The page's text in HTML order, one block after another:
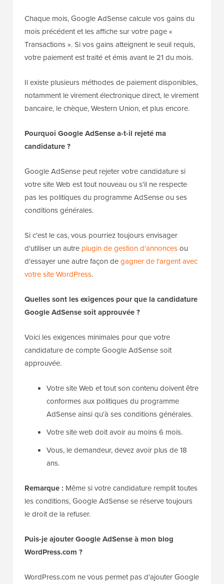
Chaque mois, Google AdSense calcule vos gains du
mois précédent et les affiche sur votre page «
Transactions ». Si vos gains atteignent le seuil requis,
votre paiement est traité et émis avant le 21 du mois.
Il existe plusieurs méthodes de paiement disponibles,
notamment le virement électronique direct, le virement
bancaire, le chèque, Western Union, et plus encore.
Pourquoi Google AdSense a-t-il rejeté ma
candidature ?
Google AdSense peut rejeter votre candidature si
votre site Web est tout nouveau ou s'il ne respecte
pas les politiques du programme AdSense ou ses
conditions générales.
Si c'est le cas, vous pourriez toujours envisager
d'utiliser un autre plugin de gestion d'annoncesou
d'essayer une autre façon degagner de l'argent avec
votre site WordPress.
Quelles sont les exigences pour que la candidature
Google AdSense soit approuvée ?
Voici les exigences minimales pour que votre
candidature de compte Google AdSense soit
approuvée.
Votre site Web et tout son contenu doivent être
conformes aux politiques du programme
AdSense ainsi qu'à ses conditions générales.
Votre site web doit avoir au moins 6 mois.
Vous, le demandeur, devez avoir plus de 18
ans.
Remarque : Même si votre candidature remplit toutes
les conditions, Google AdSense se réserve toujours
le droit de la refuser.
Puis-je ajouter Google AdSense à mon blog
WordPress.com ?
WordPress.com ne vous permet pas d'ajouter Google